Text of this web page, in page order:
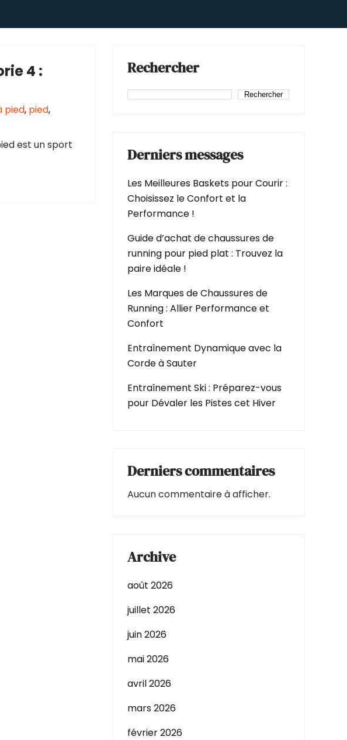
4 :
pied, pied,
est un sport
Rechercher
Rechercher
Derniers messages
Les Meilleures Baskets pour Courir :
Choisissez le Confort et la
Performance !
Guide d’achat de chaussures de
running pour pied plat : Trouvez la
paire idéale !
Les Marques de Chaussures de
Running : Allier Performance et
Confort
Entraînement Dynamique avec la
Corde à Sauter
Entraînement Ski : Préparez-vous
pour Dévaler les Pistes cet Hiver
Derniers commentaires
Aucun commentaire à afficher.
Archive
août 2026
juillet 2026
juin 2026
mai 2026
avril 2026
mars 2026
février 2026